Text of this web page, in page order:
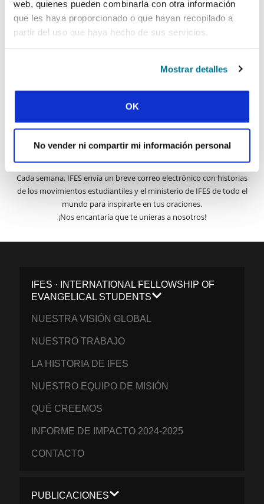
web, quienes pueden combinarla con otra información
que les haya proporcionado o que hayan recopilado a
partir del uso que haya hecho de sus servicios.
Mostrar detalles
OK
No vender ni compartir mi información personal
SUSCRIBIRSE A PRAYERLINE
Nombre de pila:
Correo electrónico:
ENVIAR
Cada semana, IFES envía un breve correo electrónico con historias
de los movimientos estudiantiles y el ministerio de IFES de todo el
mundo para inspirarte en tus oraciones.
¡Nos encantaría que te unieras a nosotros!
IFES · INTERNATIONAL FELLOWSHIP OF
EVANGELICAL STUDENTS
NUESTRA VISIÓN GLOBAL
NUESTRO TRABAJO
LA HISTORIA DE IFES
NUESTRO EQUIPO DE MISIÓN
QUÉ CREEMOS
INFORME DE IMPACTO 2024-2025
CONTACTO
PUBLICACIONES